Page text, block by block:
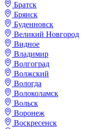
Братск
Брянск
Буденновск
Великий Новгород
Видное
Владимир
Волгоград
Волжский
Вологда
Волоколамск
Вольск
Воронеж
Воскресенск